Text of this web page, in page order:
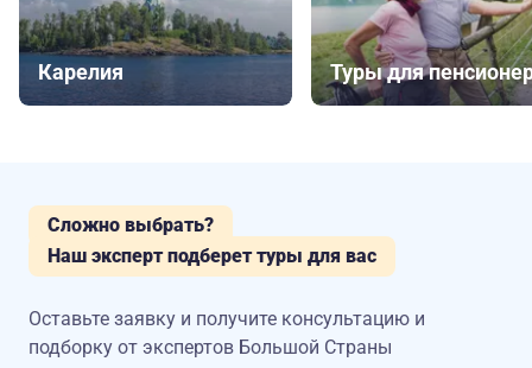
Карелия Туры для
Сложно выбрать?
Наш эксперт подберет туры для вас
Оставьте заявку и получите консультацию и
подборку от экспертов Большой Страны